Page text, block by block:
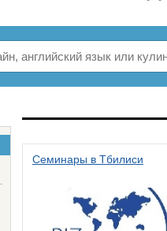
Семинары в Тбилиси